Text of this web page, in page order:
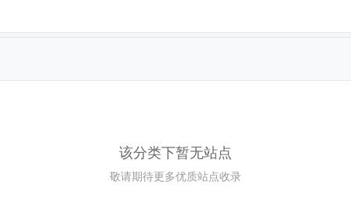
该分类下暂无站点
敬请期待更多优质站点收录